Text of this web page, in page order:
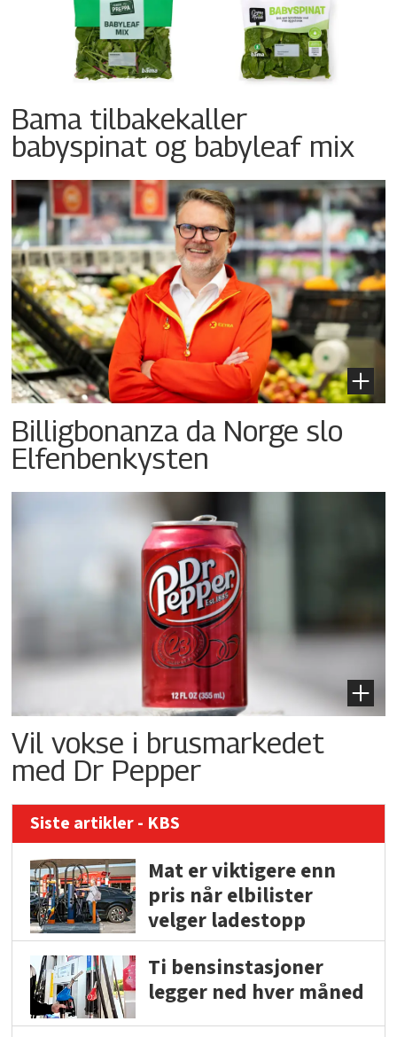
Bama tilbakekaller
babyspinat og babyleaf mix
Billigbonanza da Norge slo
Elfenbenkysten
Vil vokse i brusmarkedet
med Dr Pepper
Siste artikler - KBS
Mat er viktigere enn
pris når elbilister
velger ladestopp
Ti bensinstasjoner
legger ned hver måned